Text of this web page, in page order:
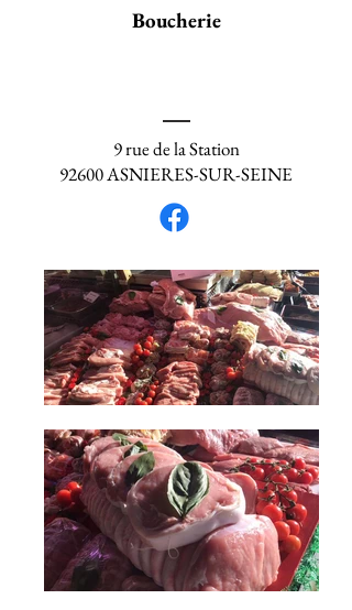
Boucherie
9 rue de la Station
92600 ASNIERES-SUR-SEINE